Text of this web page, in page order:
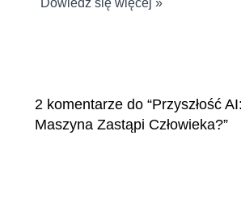
Dowiedz się więcej »
2 komentarze do “Przyszłość
Maszyna Zastąpi Człowieka?”